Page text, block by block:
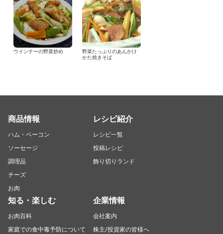
ウインナーの野菜炒め
野菜たっぷりのあんかけ
かた焼きそば
商品情報
ハム・ベーコン
ソーセージ
調理品
チーズ
お肉
レシピ紹介
レシピ一覧
投稿レシピ
飾り切りランド
知る・楽しむ
お肉百科
家庭での食中毒予防について
企業情報
会社案内
株主/投資家の皆様へ